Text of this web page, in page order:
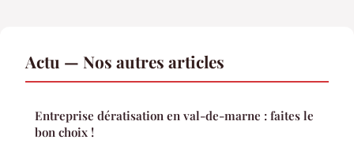
Actu — Nos autres articles
Entreprise dératisation en val-de-marne : faites le
bon choix !